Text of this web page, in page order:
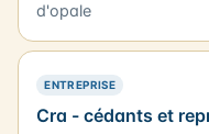
d'opale
ENTREPRISE— PRÉSENCE
Cra - cédants et